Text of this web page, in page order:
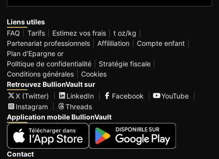
Liens utiles
FAQ
Tarifs Estimez vos frais
t oz/kg
Partenariat professionnels
Affililiation
Compte enfant
Plan d'Epargne or
Politique de confidentialité
Stratégie fiscale
Conditions générales
Cookies
Retrouvez BullionVault sur
X (Twitter)
LinkedIn Facebook
YouTube
Instagram
Threads
Application mobile BullionVault
Contact